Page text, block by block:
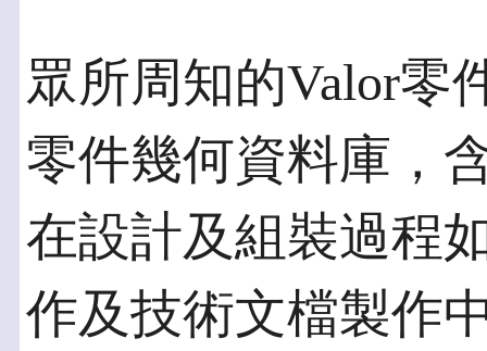
眾所周知的Valor零
零件幾何資料庫，
在設計及組裝過程
作及技術文檔製作